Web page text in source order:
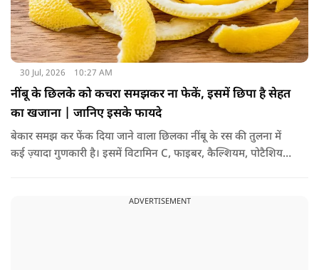
30 Jul, 2026 10:27 AM
नींबू के छिलके को कचरा समझकर ना फेकें, इसमें छिपा है सेहत
का खजाना | जानिए इसके फायदे
बेकार समझ कर फेंक दिया जाने वाला छिलका नींबू के रस की तुलना में
कई ज़्यादा गुणकारी है। इसमें विटामिन C, फाइबर, कैल्शियम, पोटैशियम
जाए तो ये आपकी सेहत के लिए किसी संजीवनी की तरह काम करता है।
ADVERTISEMENT